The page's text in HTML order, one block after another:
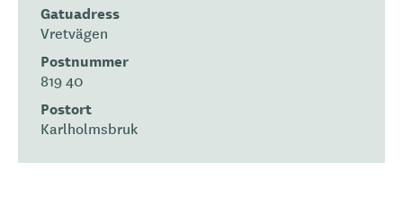
Gatuadress
Vretvägen
Postnummer
819 40
Postort
Karlholmsbruk